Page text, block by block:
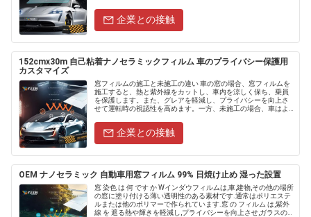
企業との接触
152cmx30m 自己粘着ナノセラミックフィルム 車のプライバシー保護用
カスタマイズ
窓フィルムの施工と未施工の違い 車の窓の場合、窓フィルムを
施工すると、熱と紫外線をカットし、車内を涼しく保ち、乗員
を保護します。また、グレアを軽減し、プライバシーを向上さ
せて運転時の視認性を高めます。一方、未施工の場合、車はよ
す。住宅や商業ビル....
企業との接触
OEM ナノセラミック 自動車用窓フィルム 99% 日焼け止め 湿った設置
窓 染色 は 何 です か Wインダウフィルムは,車,建物,その他の場所
の窓に塗り付ける薄い透明性のある素材です.通常はポリエステ
ルまたは他のポリマーで作られています.窓 の フィルム は,紫外
線 を 遮る熱や輝きを軽減し,プライバシーを向上させ,ガラスの